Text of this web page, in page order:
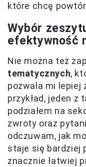
które chcę
Wybór
efektywność
Nie można też
tematycznych,
pozwala mi lepiej
przykład, jeden z
podziałem na
zwroty oraz
odczuwam, jak
staje się bardziej
znacznie łatwiej